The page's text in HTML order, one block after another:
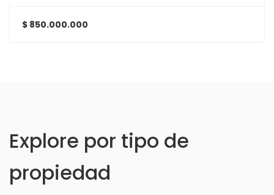
$ 850.000.000
Explore por tipo de
propiedad